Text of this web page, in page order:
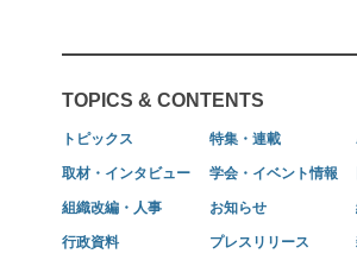
TOPICS & CONTENTS
トピックス 特集・連載
取材・インタビュー 学会・イベント情報
組織改編・人事 お知らせ
行政資料 プレスリリース